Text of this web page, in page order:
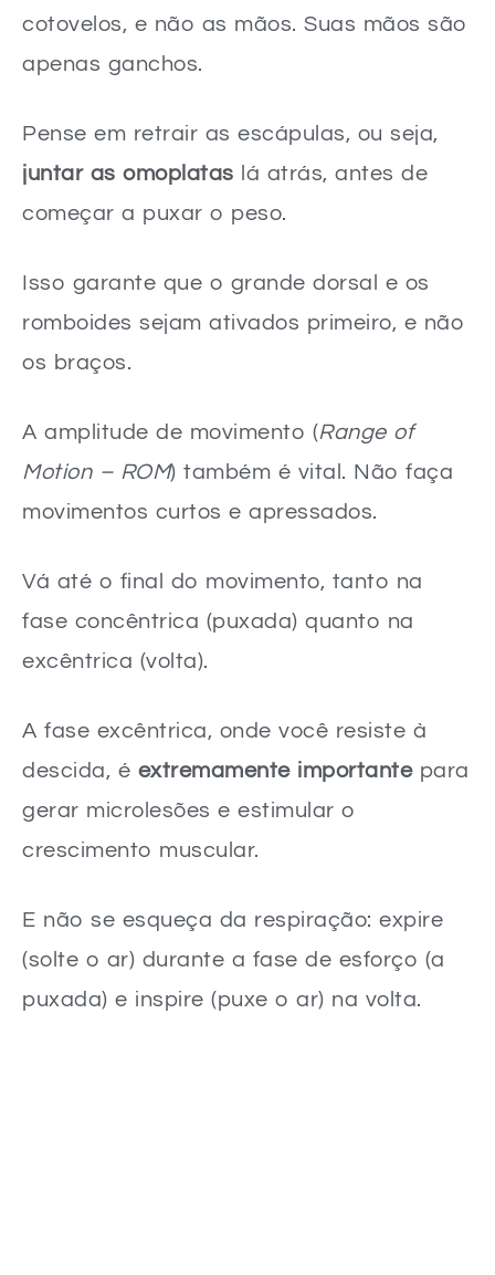
cotovelos, e não as mãos. Suas mãos são
apenas ganchos.
Pense em retrair as escápulas, ou seja,
juntar as omoplatas lá atrás, antes de
começar a puxar o peso.
Isso garante que o grande dorsal e os
romboides sejam ativados primeiro, e não
os braços.
A amplitude de movimento (Range of
Motion – ROM) também é vital. Não faça
movimentos curtos e apressados.
Vá até o final do movimento, tanto na
fase concêntrica (puxada) quanto na
excêntrica (volta).
A fase excêntrica, onde você resiste à
descida, é extremamente importantepara
gerar microlesões e estimular o
crescimento muscular.
E não se esqueça da respiração: expire
(solte o ar) durante a fase de esforço (a
puxada) e inspire (puxe o ar) na volta.